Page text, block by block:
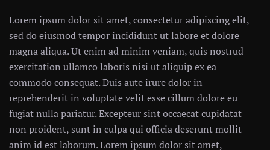
Lorem ipsum dolor sit amet, consectetur adipiscing elit,
sed do eiusmod tempor incididunt ut labore et dolore
magna aliqua. Ut enim ad minim veniam, quis nostrud
exercitation ullamco laboris nisi ut aliquip ex ea
commodo consequat. Duis aute irure dolor in
reprehenderit in voluptate velit esse cillum dolore eu
fugiat nulla pariatur. Excepteur sint occaecat cupidatat
non proident, sunt in culpa qui officia deserunt mollit
anim id est laborum. Lorem ipsum dolor sit amet,